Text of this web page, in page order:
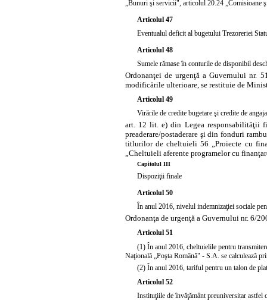
„Bunuri şi servicii", articolul 20.24 „Comisioane
Articolul 47
Eventualul deficit al bugetului Trezoreriei
Articolul 48
Sumele rămase în conturile de disponibil
Ordonanţei de urgenţă a Guvernului nr.
modificările ulterioare, se restituie de
Articolul 49
Virările de credite bugetare şi credite de
art. 12 lit. e) din Legea responsabilităţii
preaderare/postaderare şi din fonduri
titlurilor de cheltuieli 56 „Proiecte cu
„Cheltuieli aferente programelor cu
Capitolul III
Dispoziţii finale
Articolul 50
În anul 2016, nivelul indemnizaţiei sociale
Ordonanţa de urgenţă a Guvernului nr. 6/
Articolul 51
(1) În anul 2016, cheltuielile pentru
Naţională „Poşta Română" - S.A. se calculează
(2) În anul 2016, tariful pentru un talon de
Articolul 52
Instituţiile de învăţământ preuniversitar astfel